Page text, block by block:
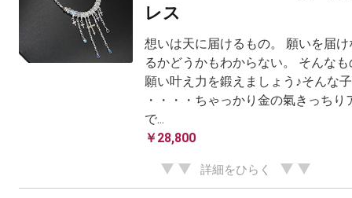
レス
想いは天に届けるもの。 願いを届
るかどうかもわからない。 そんな
願い叶え力を鍛えましょう♪そんな
・・・・ちゃっかり金の氣きっちり
で...
￥28,800
詳細をひらく